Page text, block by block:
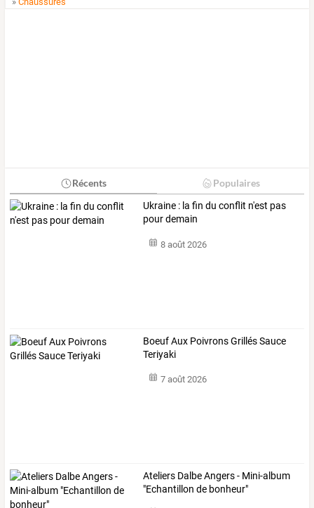
Récents Populaires
Ukraine : la fin du conflit n'est pas
pour demain
8 août 2026
Boeuf Aux Poivrons Grillés Sauce
Teriyaki
7 août 2026
Ateliers Dalbe Angers - Mini-album
"Echantillon de bonheur"